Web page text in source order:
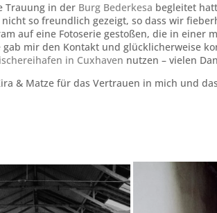
Trauung in der Burg Bederkesa begleitet
so freundlich gezeigt, so dass wir
auf eine Fotoserie gestoßen, die in einer
gab mir den Kontakt und glücklicherweise
in Cuxhaven nutzen – vielen
& Matze für das Vertrauen in mich und